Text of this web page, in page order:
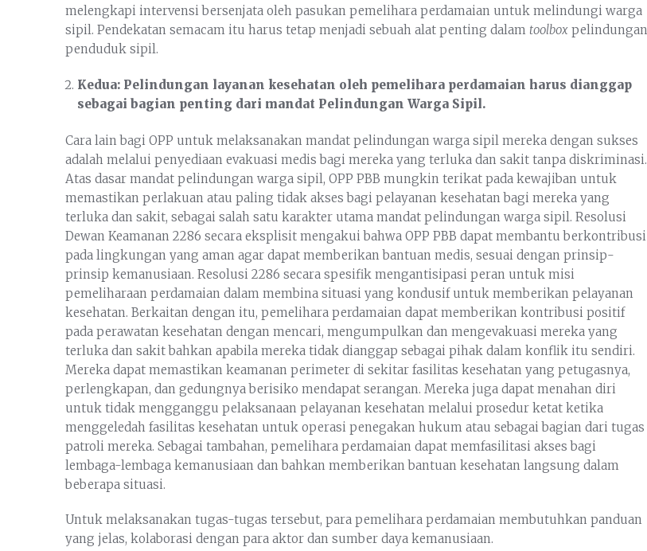
melengkapi intervensi bersenjata oleh pasukan pemelihara perdamaian untuk melindungi warga
sipil. Pendekatan semacam itu harus tetap menjadi sebuah alat penting dalam toolbox pelindungan
penduduk sipil.
Kedua: Pelindungan layanan kesehatan oleh pemelihara perdamaian harus dianggap
sebagai bagian penting dari mandat Pelindungan Warga Sipil.
Cara lain bagi OPP untuk melaksanakan mandat pelindungan warga sipil mereka dengan sukses
adalah melalui penyediaan evakuasi medis bagi mereka yang terluka dan sakit tanpa diskriminasi.
Atas dasar mandat pelindungan warga sipil, OPP PBB mungkin terikat pada kewajiban untuk
memastikan perlakuan atau paling tidak akses bagi pelayanan kesehatan bagi mereka yang
terluka dan sakit, sebagai salah satu karakter utama mandat pelindungan warga sipil. Resolusi
Dewan Keamanan 2286 secara eksplisit mengakui bahwa OPP PBB dapat membantu berkontribusi
pada lingkungan yang aman agar dapat memberikan bantuan medis, sesuai dengan prinsip-
prinsip kemanusiaan. Resolusi 2286 secara spesifik mengantisipasi peran untuk misi
pemeliharaan perdamaian dalam membina situasi yang kondusif untuk memberikan pelayanan
kesehatan. Berkaitan dengan itu, pemelihara perdamaian dapat memberikan kontribusi positif
pada perawatan kesehatan dengan mencari, mengumpulkan dan mengevakuasi mereka yang
terluka dan sakit bahkan apabila mereka tidak dianggap sebagai pihak dalam konflik itu sendiri.
Mereka dapat memastikan keamanan perimeter di sekitar fasilitas kesehatan yang petugasnya,
perlengkapan, dan gedungnya berisiko mendapat serangan. Mereka juga dapat menahan diri
untuk tidak mengganggu pelaksanaan pelayanan kesehatan melalui prosedur ketat ketika
menggeledah fasilitas kesehatan untuk operasi penegakan hukum atau sebagai bagian dari tugas
patroli mereka. Sebagai tambahan, pemelihara perdamaian dapat memfasilitasi akses bagi
lembaga-lembaga kemanusiaan dan bahkan memberikan bantuan kesehatan langsung dalam
beberapa situasi.
Untuk melaksanakan tugas-tugas tersebut, para pemelihara perdamaian membutuhkan panduan
yang jelas, kolaborasi dengan para aktor dan sumber daya kemanusiaan.